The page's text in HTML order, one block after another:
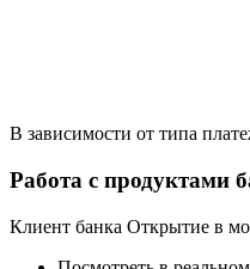
В зависимости от типа
Работа с продуктами
Клиент банка Открытие в